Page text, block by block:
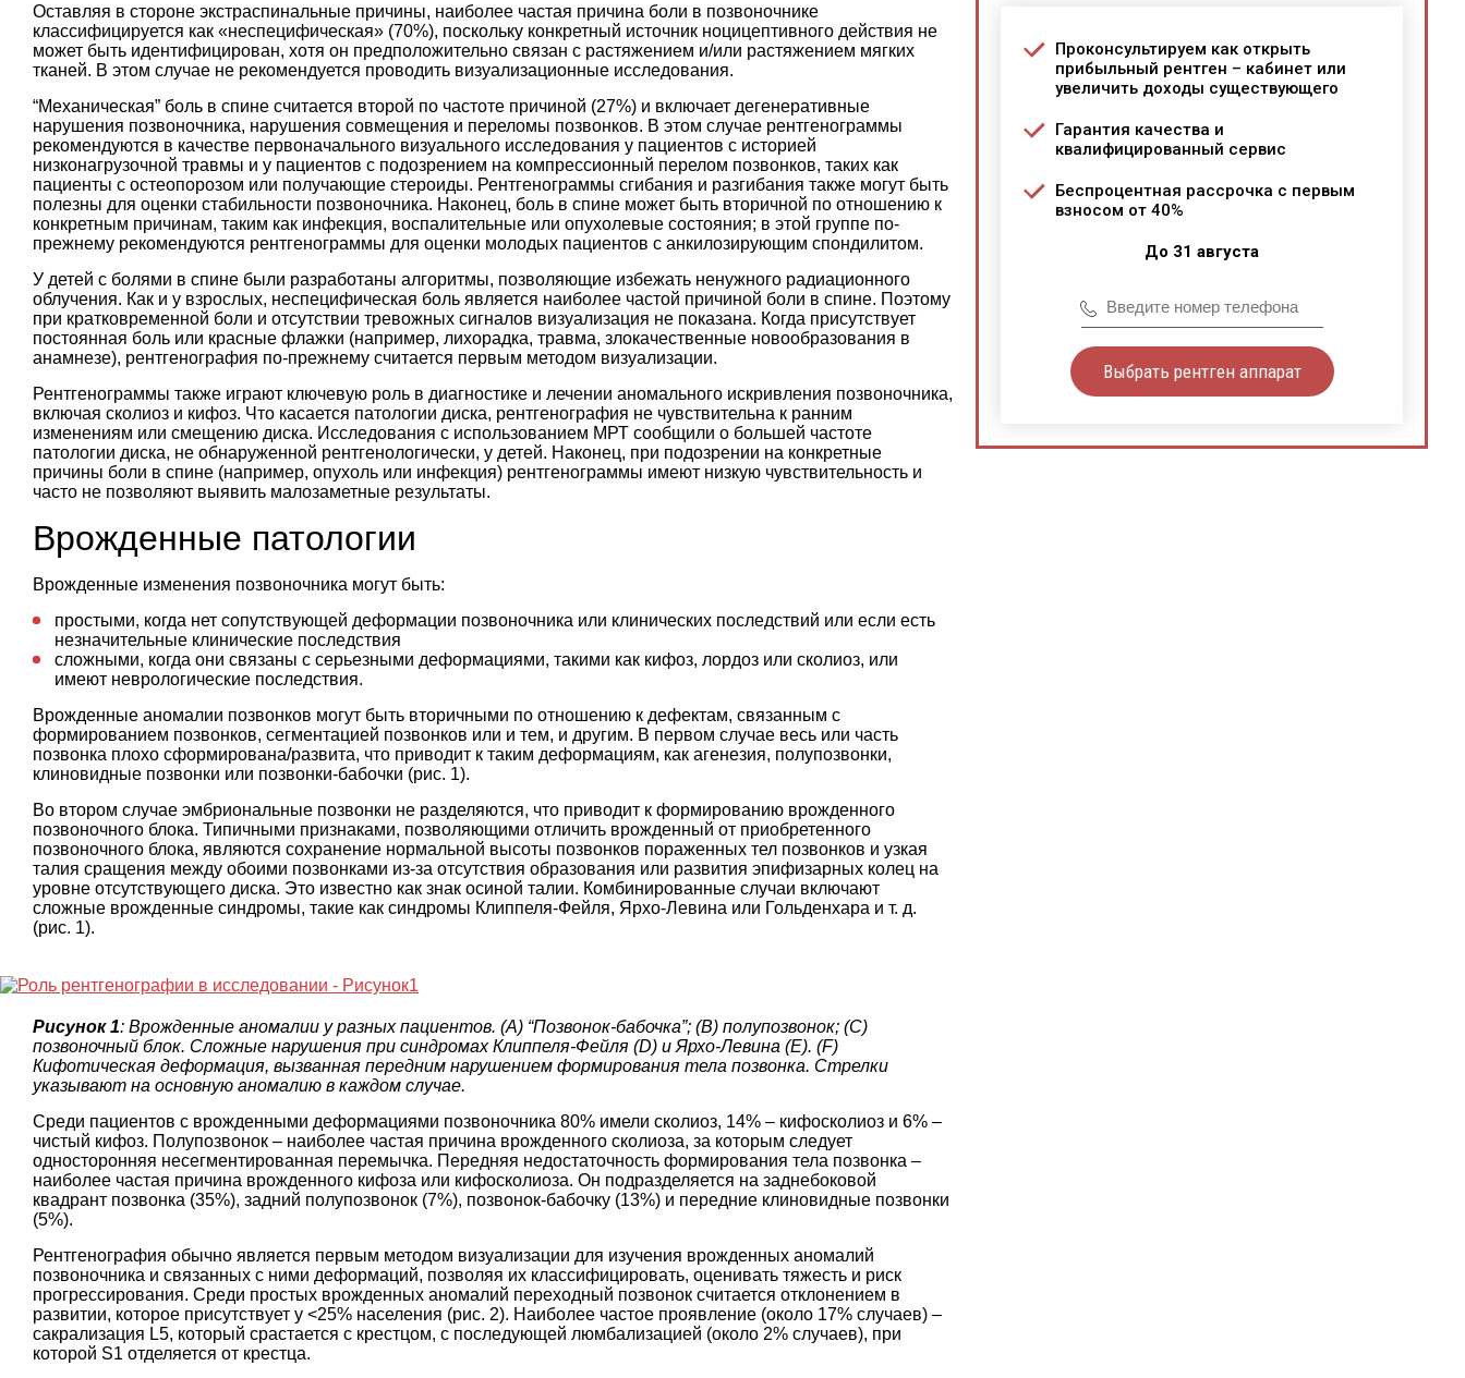
Оставляя в стороне экстраспинальные причины, наиболее частая причина боли в позвоночнике
классифицируется как «неспецифическая» (70%), поскольку конкретный источник ноцицептивного действия не
может быть идентифицирован, хотя он предположительно связан с растяжением и/или растяжением мягких
тканей. В этом случае не рекомендуется проводить визуализационные исследования.
“Механическая” боль в спине считается второй по частоте причиной (27%) и включает дегенеративные
нарушения позвоночника, нарушения совмещения и переломы позвонков. В этом случае рентгенограммы
рекомендуются в качестве первоначального визуального исследования у пациентов с историей
низконагрузочной травмы и у пациентов с подозрением на компрессионный перелом позвонков, таких как
пациенты с остеопорозом или получающие стероиды. Рентгенограммы сгибания и разгибания также могут быть
полезны для оценки стабильности позвоночника. Наконец, боль в спине может быть вторичной по отношению к
конкретным причинам, таким как инфекция, воспалительные или опухолевые состояния; в этой группе по-
прежнему рекомендуются рентгенограммы для оценки молодых пациентов с анкилозирующим спондилитом.
У детей с болями в спине были разработаны алгоритмы, позволяющие избежать ненужного радиационного
облучения. Как и у взрослых, неспецифическая боль является наиболее частой причиной боли в спине. Поэтому
при кратковременной боли и отсутствии тревожных сигналов визуализация не показана. Когда присутствует
постоянная боль или красные флажки (например, лихорадка, травма, злокачественные новообразования в
анамнезе), рентгенография по-прежнему считается первым методом визуализации.
Рентгенограммы также играют ключевую роль в диагностике и лечении аномального искривления позвоночника,
включая сколиоз и кифоз. Что касается патологии диска, рентгенография не чувствительна к ранним
изменениям или смещению диска. Исследования с использованием МРТ сообщили о большей частоте
патологии диска, не обнаруженной рентгенологически, у детей. Наконец, при подозрении на конкретные
причины боли в спине (например, опухоль или инфекция) рентгенограммы имеют низкую чувствительность и
часто не позволяют выявить малозаметные результаты.
Врожденные патологии
Врожденные изменения позвоночника могут быть:
простыми, когда нет сопутствующей деформации позвоночника или клинических последствий или если есть
незначительные клинические последствия
сложными, когда они связаны с серьезными деформациями, такими как кифоз, лордоз или сколиоз, или
имеют неврологические последствия.
Врожденные аномалии позвонков могут быть вторичными по отношению к дефектам, связанным с
формированием позвонков, сегментацией позвонков или и тем, и другим. В первом случае весь или часть
позвонка плохо сформирована/развита, что приводит к таким деформациям, как агенезия, полупозвонки,
клиновидные позвонки или позвонки-бабочки (рис. 1).
Во втором случае эмбриональные позвонки не разделяются, что приводит к формированию врожденного
позвоночного блока. Типичными признаками, позволяющими отличить врожденный от приобретенного
позвоночного блока, являются сохранение нормальной высоты позвонков пораженных тел позвонков и узкая
талия сращения между обоими позвонками из-за отсутствия образования или развития эпифизарных колец на
уровне отсутствующего диска. Это известно как знак осиной талии. Комбинированные случаи включают
сложные врожденные синдромы, такие как синдромы Клиппеля-Фейля, Ярхо-Левина или Гольденхара и т. д.
(рис. 1).
Рисунок 1: Врожденные аномалии у разных пациентов. (A) “Позвонок-бабочка”; (B) полупозвонок; (C)
позвоночный блок. Сложные нарушения при синдромах Клиппеля-Фейля (D) и Ярхо-Левина (E). (F)
Кифотическая деформация, вызванная передним нарушением формирования тела позвонка. Стрелки
указывают на основную аномалию в каждом случае.
Среди пациентов с врожденными деформациями позвоночника 80% имели сколиоз, 14% – кифосколиоз и 6% –
чистый кифоз. Полупозвонок – наиболее частая причина врожденного сколиоза, за которым следует
односторонняя несегментированная перемычка. Передняя недостаточность формирования тела позвонка –
наиболее частая причина врожденного кифоза или кифосколиоза. Он подразделяется на заднебоковой
квадрант позвонка (35%), задний полупозвонок (7%), позвонок-бабочку (13%) и передние клиновидные позвонки
(5%).
Рентгенография обычно является первым методом визуализации для изучения врожденных аномалий
позвоночника и связанных с ними деформаций, позволяя их классифицировать, оценивать тяжесть и риск
прогрессирования. Среди простых врожденных аномалий переходный позвонок считается отклонением в
развитии, которое присутствует у <25% населения (рис. 2). Наиболее частое проявление (около 17% случаев) –
сакрализация L5, который срастается с крестцом, с последующей люмбализацией (около 2% случаев), при
которой S1 отделяется от крестца.
Проконсультируем как открыть
прибыльный рентген – кабинет или
увеличить доходы существующего
Гарантия качества и
квалифицированный сервис
Беспроцентная рассрочка с первым
взносом от 40%
До 31 августа
Выбрать рентген аппарат